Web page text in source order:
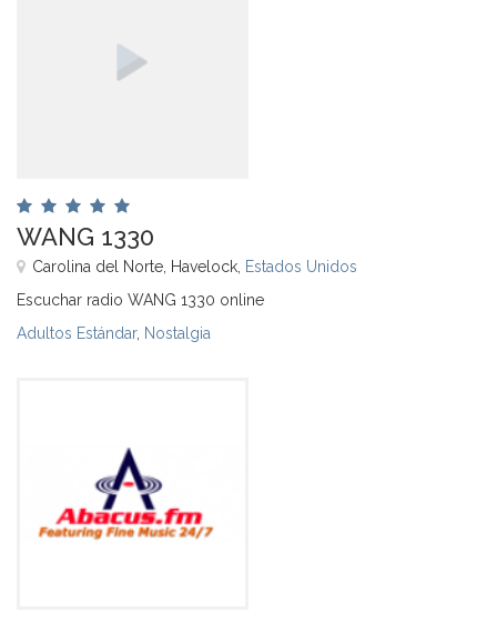
WANG 1330
Carolina del Norte, Havelock, Estados Unidos
Escuchar radio WANG 1330 online
Adultos Estándar, Nostalgia